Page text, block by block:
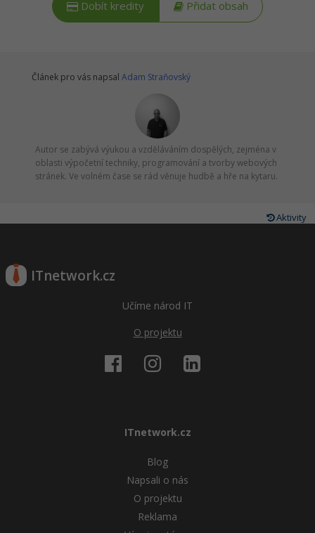
Dobít kredity Přidat obsah
Článek pro vás napsal Adam Straňovský
Autor se zabývá výukou a vzděláváním dospělých, zejména v
oblasti výpočetní techniky, programování a tvorby webových
stránek. Ve volném čase se rád věnuje hudbě a hře na kytaru.
Aktivity
ITnetwork.cz
Učíme národ IT
O projektu
ITnetwork.cz
Blog
Napsali o nás
O projektu
Reklama